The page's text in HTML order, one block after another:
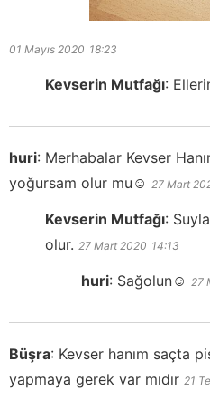
01 Mayıs 2020 18:23
Kevserin Mutfağı:
huri: Merhabalar Kevser
yoğursam olur mu☺️ 27 Mart
Kevserin Mutfağı:
olur. 27 Mart 2020 14:13
huri: Sağolun☺️ 27
Büşra: Kevser hanım saçta
yapmaya gerek var mıdır 21